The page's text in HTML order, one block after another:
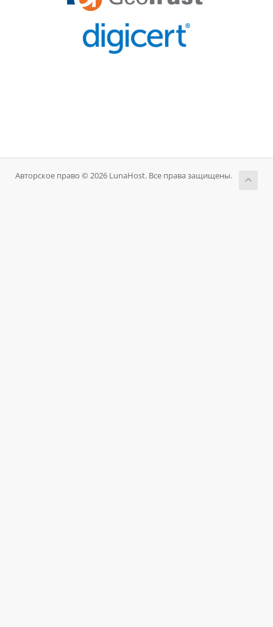
Авторское право © 2026 LunaHost. Все права защищены.